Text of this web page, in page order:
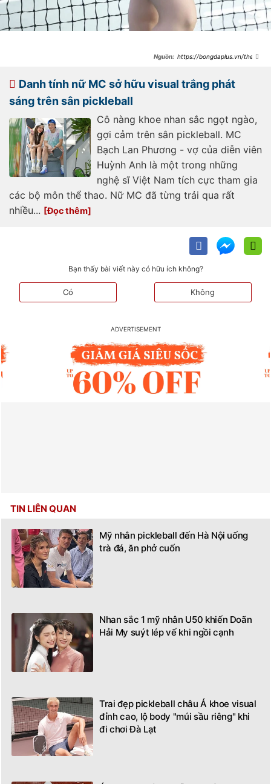
https://bongdaplus.vn/the-
tren-san-pickleball-4687112505.html
Danh tính nữ MC sở hữu visual trắng phát
sáng trên sân pickleball
Cô nàng khoe nhan sắc ngọt ngào,
gợi cảm trên sân pickleball. MC
Bạch Lan Phương - vợ của diễn viên
Huỳnh Anh là một trong những
nghệ sĩ Việt Nam tích cực tham gia
các bộ môn thể thao. Nữ MC đã từng trải qua rất
nhiều...
Bạn thấy bài viết này có hữu ích không?
Có Không
TIN LIÊN QUAN
Mỹ nhân pickleball đến Hà Nội uống
trà đá, ăn phở cuốn
Nhan sắc 1 mỹ nhân U50 khiến Doãn
Hải My suýt lép vế khi ngồi cạnh
Trai đẹp pickleball châu Á khoe visual
đỉnh cao, lộ body "múi sầu riêng" khi
đi chơi Đà Lạt